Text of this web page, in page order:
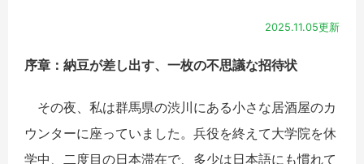
2025.11.05更新
序章：納豆が差し出す、一枚の不思議な招待状
その夜、私は群馬県の渋川にある小さな居酒屋のカ
ウンターに座っていました。兵役を終えて大学院を休
学中、二度目の日本滞在で、多少は日本語にも慣れて